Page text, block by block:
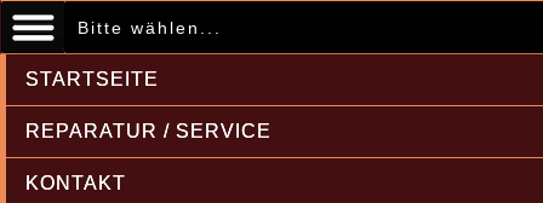
Bitte wählen...
STARTSEITE
REPARATUR / SERVICE
KONTAKT